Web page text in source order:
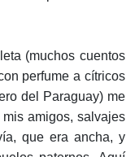
(muchos cuentos
perfume a cítricos
del Paraguay) me
amigos, salvajes
que era ancha, y